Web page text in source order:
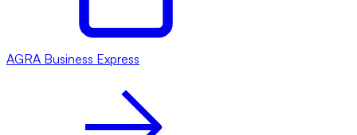
AGRA Business Express